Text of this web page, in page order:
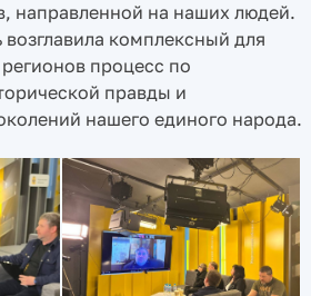
направленной на наших людей.
комплексный для
процесс по
правды и
нашего единого народа.